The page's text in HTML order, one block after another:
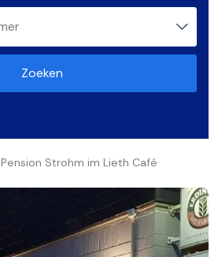
Zoeken
Pension Strohm im Lieth Café